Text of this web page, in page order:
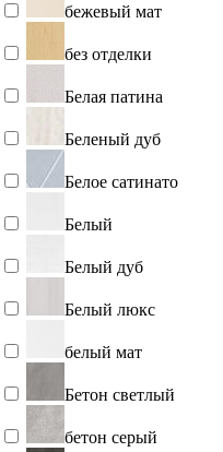
бежевый мат
без отделки
Белая патина
Беленый дуб
Белое сатинато
Белый
Белый дуб
Белый люкс
белый мат
Бетон светлый
бетон серый